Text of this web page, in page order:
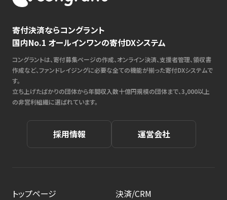
寄付決済ならコングラント
国内No.1 オールインワンの寄付DXシステム
コングラントは、寄付募集ページの作成、オンライン決済、支援者管理、領収書
作成など、ファンドレイジングに必要な全ての機能が揃った寄付DXシステムで
す。
立ち上げたばかりの団体から年間収入数十億円規模の団体まで、3,000以上
の非営利組織に選ばれています。
採用情報 運営会社
トップページ
決済/CRM